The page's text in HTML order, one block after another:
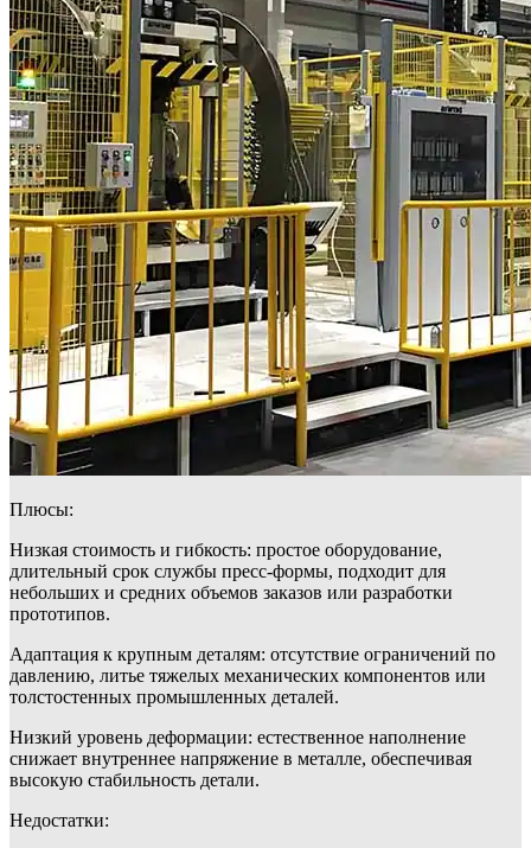
Плюсы:
Низкая стоимость и гибкость: простое оборудование,
длительный срок службы пресс-формы, подходит для
небольших и средних объемов заказов или разработки
прототипов.
Адаптация к крупным деталям: отсутствие ограничений по
давлению, литье тяжелых механических компонентов или
толстостенных промышленных деталей.
Низкий уровень деформации: естественное наполнение
снижает внутреннее напряжение в металле, обеспечивая
высокую стабильность детали.
Недостатки: